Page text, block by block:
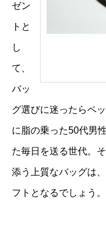
ゼン
トと
し
て、
バッ
グ選びに迷ったらペ
に脂の乗った50代男
た毎日を送る世代。
添う上質なバッグは
フトとなるでしょう。